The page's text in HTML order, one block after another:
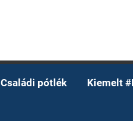
Családi pótlék Kiemelt